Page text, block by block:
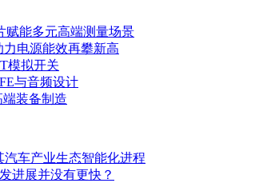
赋能多元高端测量场景
电源能效再攀新高
模拟开关
与音频设计
装备制造
汽车产业生态智能化进程
进展并没有更快？